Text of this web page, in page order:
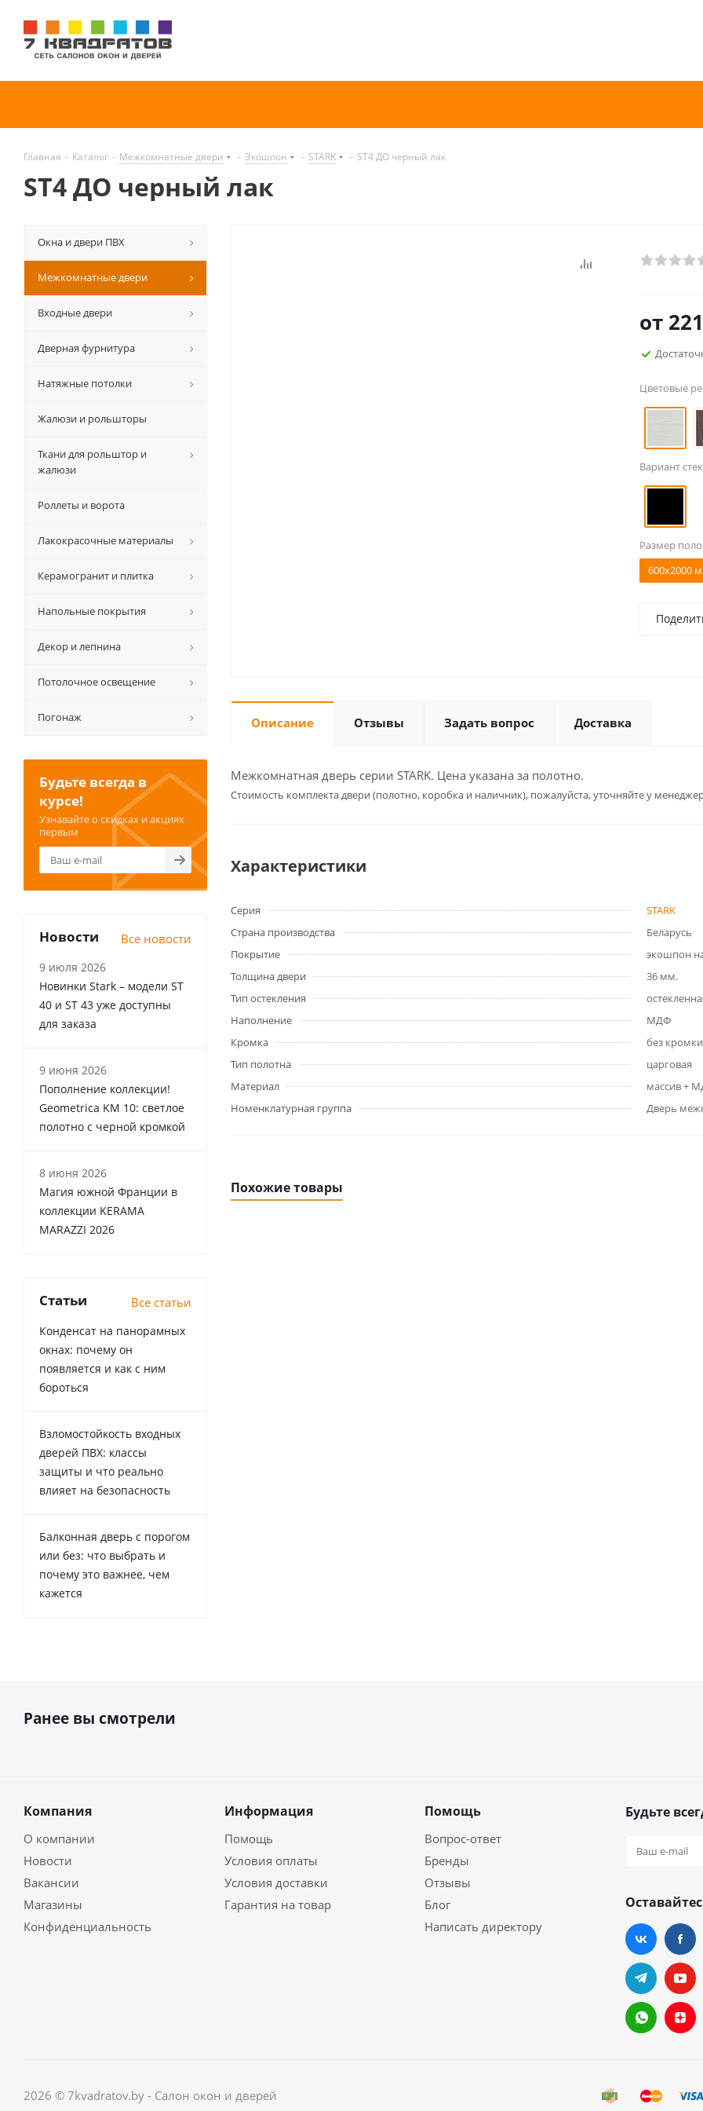
Главная - Каталог - Межкомнатные двери - Экошпон - STARK - ST4 ДО черный лак
ST4 ДО черный лак
от
Цветовые
Вариант
Размер
600x2000
Описание Отзывы Задать вопрос Доставка
Межкомнатная дверь серии STARK. Цена указана за полотно.
Cтоимость комплекта двери (полотно, коробка и наличник), пожалуйста, уточняйте у
Характеристики
Серия
STARK
Страна производства
Беларусь
Покрытие
экошпон
Толщина двери
36 мм.
Тип остекления
Наполнение
МДФ
Кромка
без кромки
Тип полотна
царговая
Материал
массив +
Номенклатурная группа
Дверь
Похожие товары
Окна и двери ПВХ
Межкомнатные двери
Входные двери
Дверная фурнитура
Натяжные потолки
Жалюзи и рольшторы
Ткани для рольштор и
жалюзи
Роллеты и ворота
Лакокрасочные материалы
Керамогранит и плитка
Напольные покрытия
Декор и лепнина
Потолочное освещение
Погонаж
Будьте всегда в
курсе!
Узнавайте о скидках и акциях
первым
Новости Все новости
9 июля 2026
Новинки Stark – модели ST
40 и ST 43 уже доступны
для заказа
9 июня 2026
Пополнение коллекции!
Geometrica KM 10: светлое
полотно с черной кромкой
8 июня 2026
Магия южной Франции в
коллекции KERAMA
MARAZZI 2026
Статьи Все статьи
Конденсат на панорамных
окнах: почему он
появляется и как с ним
бороться
Взломостойкость входных
дверей ПВХ: классы
защиты и что реально
влияет на безопасность
Балконная дверь с порогом
или без: что выбрать и
почему это важнее, чем
кажется
Ранее вы смотрели
Компания
О компании
Новости
Вакансии
Магазины
Конфиденциальность
Информация
Помощь
Условия оплаты
Условия доставки
Гарантия на товар
Помощь
Вопрос-ответ
Бренды
Отзывы
Блог
Написать директору
Будьте
2026 © 7kvadratov.by - Салон окон и дверей